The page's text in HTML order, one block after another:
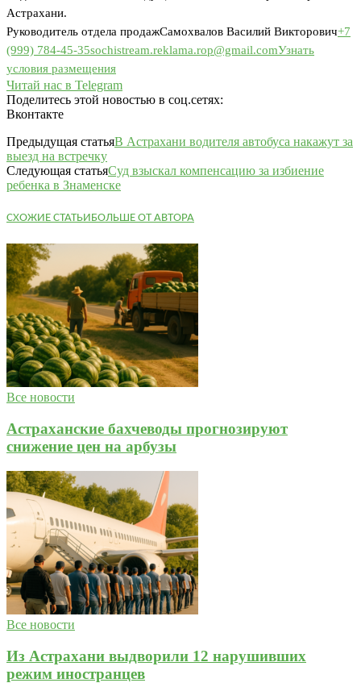
Астрахани.
Руководитель отдела продажСамохвалов Василий Викторович+7
(999) 784-45-35sochistream.reklama.rop@gmail.comУзнать
условия размещения
Читай нас в Telegram
Поделитесь этой новостью в соц.сетях:
Вконтакте
Предыдущая статьяВ Астрахани водителя автобуса накажут за
выезд на встречку
Следующая статьяСуд взыскал компенсацию за избиение
ребенка в Знаменске
СХОЖИЕ СТАТЬИБОЛЬШЕ ОТ АВТОРА
Все новости
Астраханские бахчеводы прогнозируют
снижение цен на арбузы
Все новости
Из Астрахани выдворили 12 нарушивших
режим иностранцев